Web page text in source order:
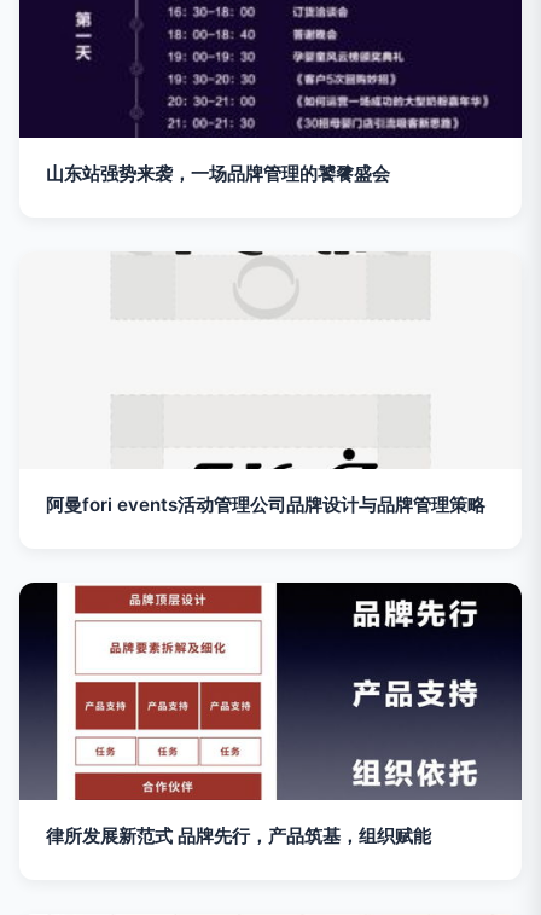
山东站强势来袭，一场品牌管理的饕餮盛会
阿曼fori events活动管理公司品牌设计与品牌管理策略
律所发展新范式 品牌先行，产品筑基，组织赋能